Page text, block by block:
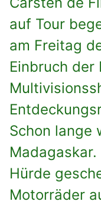
auf Tour
am Freitag
Einbruch der
Schon lange
Hürde
Motorräder